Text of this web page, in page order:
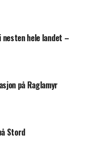
hele landet –
på Raglamyr
Stord